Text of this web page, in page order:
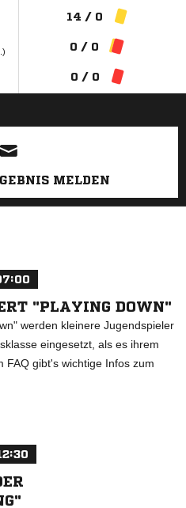
14 / 0
0 / 0
0 / 0
MELDEN
"PLAYING DOWN"
werden kleinere Jugendspieler
eingesetzt, als es ihrem
FAQ gibt's wichtige Infos zum